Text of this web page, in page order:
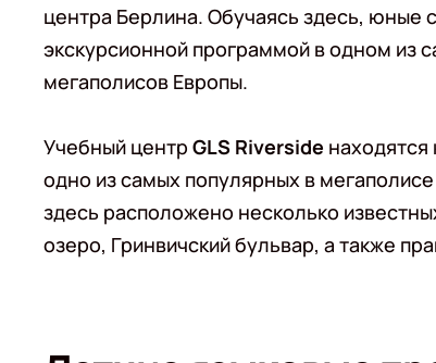
центра Берлина. Обучаясь здесь, юные
экскурсионной программой в одном из
мегаполисов Европы.
Учебный центр GLS Riverside находятся
одно из самых популярных в
здесь расположено несколько
озеро, Гринвичский бульвар, а также